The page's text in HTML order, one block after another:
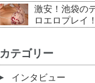
激安！池袋の
ロエロプレイ！
カテゴリー
インタビュー